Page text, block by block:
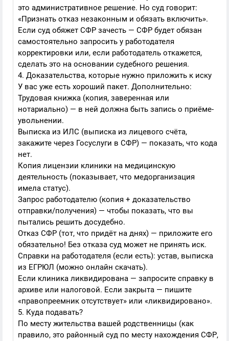
это административное решение. Но суд говорит:
«Признать отказ незаконным и обязать включить».
Если суд обяжет СФР зачесть — СФР будет обязан
самостоятельно запросить у работодателя
корректировки или, если работодатель откажется,
сделать это на основании судебного решения.
4. Доказательства, которые нужно приложить к иску
У вас уже есть хороший пакет. Дополнительно:
Трудовая книжка (копия, заверенная или
нотариально) — в ней должна быть запись о приёме-
увольнении.
Выписка из ИЛС (выписка из лицевого счёта,
закажите через Госуслуги в СФР) — показать, что кода
нет.
Копия лицензии клиники на медицинскую
деятельность (показывает, что медорганизация
имела статус).
Запрос работодателю (копия + доказательство
отправки/получения) — чтобы показать, что вы
пытались решить досудебно.
Отказ СФР (тот, что придёт на днях) — приложите его
обязательно! Без отказа суд может не принять иск.
Справки на работодателя (если есть): устав, выписка
из ЕГРЮЛ (можно онлайн скачать).
Если клиника ликвидирована — запросите справку в
архиве или налоговой. Если закрыта — пишите
«правопреемник отсутствует» или «ликвидировано».
5. Куда подавать?
По месту жительства вашей родственницы (как
правило, это районный суд по месту нахождения СФР,